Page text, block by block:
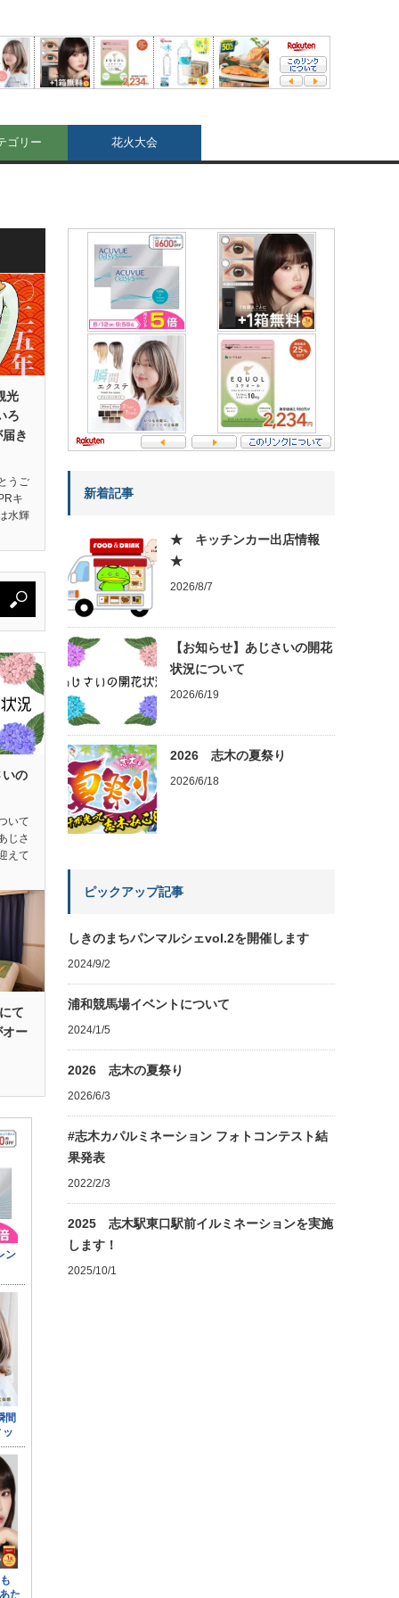
ゴリー 花火大会
光
ろ
き
うご
キ
水輝
いの
いて
じさ
えて
て
オー
新着記事
★ キッチンカー出店情報
★
2026/8/7
【お知らせ】あじさいの開花
状況について
2026/6/19
2026 志木の夏祭り
2026/6/18
ピックアップ記事
しきのまちパンマルシェvol.2を開催します
2024/9/2
浦和競馬場イベントについて
2024/1/5
2026 志木の夏祭り
2026/6/3
#志木カパルミネーション フォトコンテスト結
果発表
2022/2/3
2025 志木駅東口駅前イルミネーションを実施
します！
2025/10/1